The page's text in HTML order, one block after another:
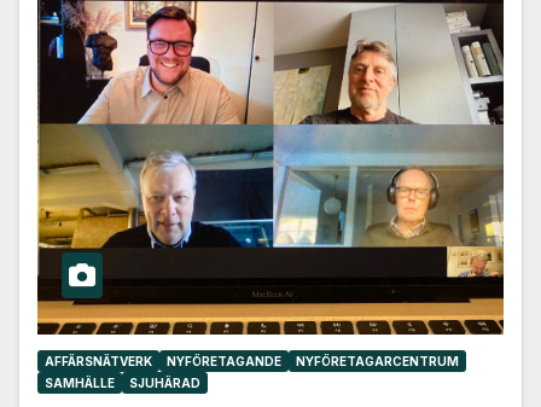
AFFÄRSNÄTVERK NYFÖRETAGANDE
NYFÖRETAGARCENTRUM
SAMHÄLLE
SJUHÄRAD